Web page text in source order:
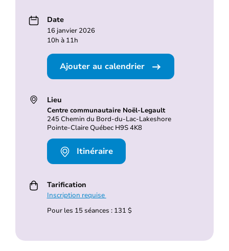
Date
16 janvier 2026
10h à 11h
Ajouter au calendrier
Lieu
Centre communautaire Noël-Legault
245 Chemin du Bord-du-Lac-Lakeshore
Pointe-Claire Québec H9S 4K8
Itinéraire
Tarification
Inscription requise
Pour les 15 séances : 131 $